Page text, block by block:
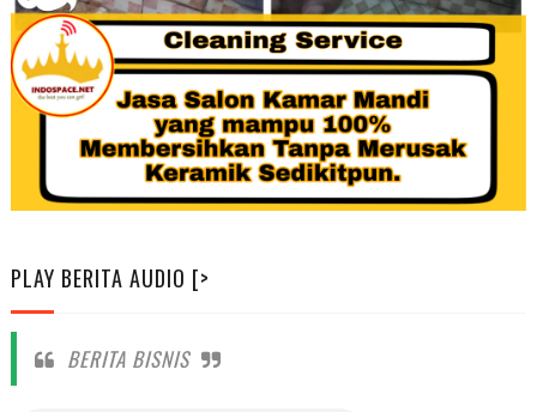
PLAY BERITA AUDIO [>
BERITA BISNIS